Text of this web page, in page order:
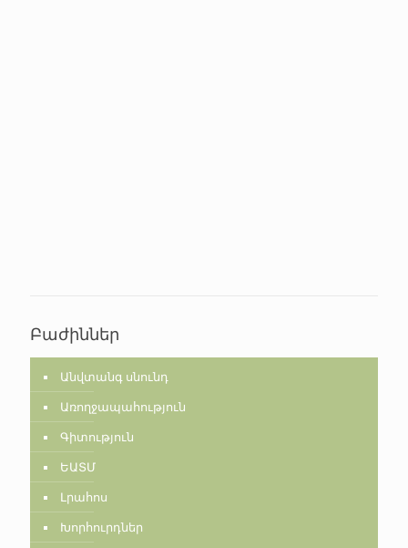
Բաժիններ
Անվտանգ սնունդ
Առողջապահություն
Գիտություն
ԵԱՏՄ
Լրահոս
Խորհուրդներ